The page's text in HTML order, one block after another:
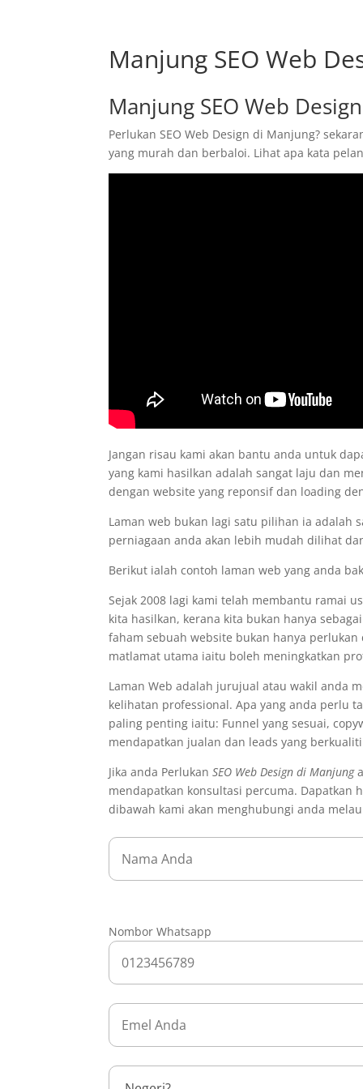
Manjung SEO Web
Manjung SEO Web
Perlukan SEO Web Design di Manjung?
yang murah dan berbaloi. Lihat apa kata
Jangan risau kami akan bantu anda untuk
yang kami hasilkan adalah sangat laju dan
dengan website yang reponsif dan loading
Laman web bukan lagi satu pilihan ia adalah
perniagaan anda akan lebih mudah dilihat
Berikut ialah contoh laman web yang anda
Sejak 2008 lagi kami telah membantu ramai
kita hasilkan, kerana kita bukan hanya
faham sebuah website bukan hanya
matlamat utama iaitu boleh meningkatkan
Laman Web adalah jurujual atau wakil anda
kelihatan professional. Apa yang anda perlu
paling penting iaitu: Funnel yang sesuai,
mendapatkan jualan dan leads yang
Jika anda PerlukanSEO Web Design di Manjung
mendapatkan konsultasi percuma. Dapatkan
dibawah kami akan menghubungi anda
Nombor Whatsapp